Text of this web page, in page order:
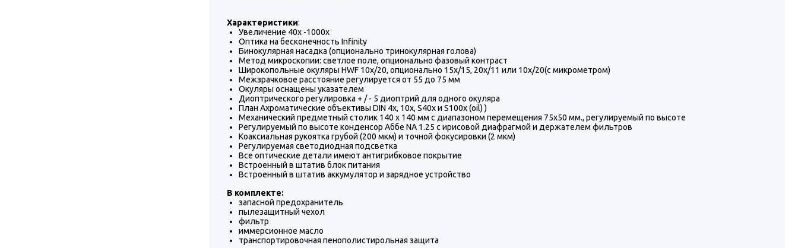
Характеристики:
Увеличение 40х -1000х
Оптика на бесконечность Infinity
Бинокулярная насадка (опционально тринокулярная голова)
Метод микроскопии: светлое поле, опционально фазовый контраст
Широкопольные окуляры HWF 10x/20, опционально 15х/15, 20x/11 или 10x/20(с микрометром)
Межзрачковое расстояние регулируется от 55 до 75 мм
Окуляры оснащены указателем
Диоптрического регулировка + / - 5 диоптрий для одного окуляра
План Ахроматические объективы DIN 4x, 10x, S40x и S100x (oil) )
Механический предметный столик 140 х 140 мм с диапазоном перемещения 75x50 мм., регулируемый по высоте
Регулируемый по высоте конденсор Аббе NA 1.25 с ирисовой диафрагмой и держателем фильтров
Коаксиальная рукоятка грубой (200 мкм) и точной фокусировки (2 мкм)
Регулируемая светодиодная подсветка
Все оптические детали имеют антигрибковое покрытие
Встроенный в штатив блок питания
Встроенный в штатив аккумулятор и зарядное устройство
В комплекте:
запасной предохранитель
пылезащитный чехол
фильтр
иммерсионное масло
транспортировочная пенополистирольная защита